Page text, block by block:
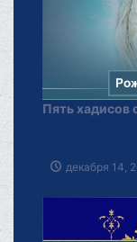
Пять хадисов
декабря 14,